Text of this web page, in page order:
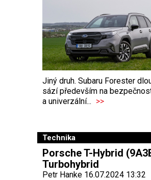
Jiný druh. Subaru Forester
sází především na
a univerzální... >>
Technika
Porsche T-Hybrid
Turbohybrid
Petr Hanke 16.07.2024 13:32